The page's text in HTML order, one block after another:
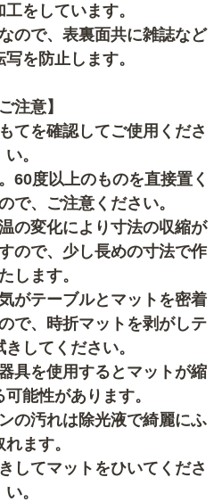
をしています。
ので、表裏面共に雑誌など
を防止します。
ご注意】
てを確認してご使用くださ
い。
60度以上のものを直接置く
で、ご注意ください。
の変化により寸法の収縮が
ので、少し長めの寸法で作
します。
がテーブルとマットを密着
で、時折マットを剥がしテ
してください。
具を使用するとマットが縮
能性があります。
の汚れは除光液で綺麗にふ
れます。
してマットをひいてくださ
い。